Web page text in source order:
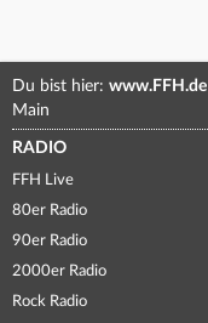
Du bist hier: www.FFH.de
Main
RADIO
FFH Live
80er Radio
90er Radio
2000er Radio
Rock Radio